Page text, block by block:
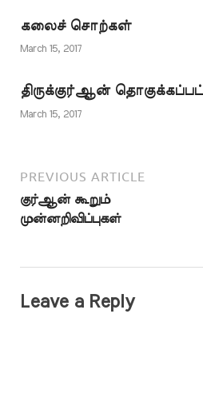
தொலைக்காட்சியிலும்
சஹர் நேரத்தில்
ஒளிபரப்புச்
கலைச் சொற்கள்
March 15, 2017
திருக்குர்ஆன்
March 15, 2017
PREVIOUS ARTICLE
குர்ஆன் கூறும்
முன்னறிவிப்புகள்
Leave a Reply